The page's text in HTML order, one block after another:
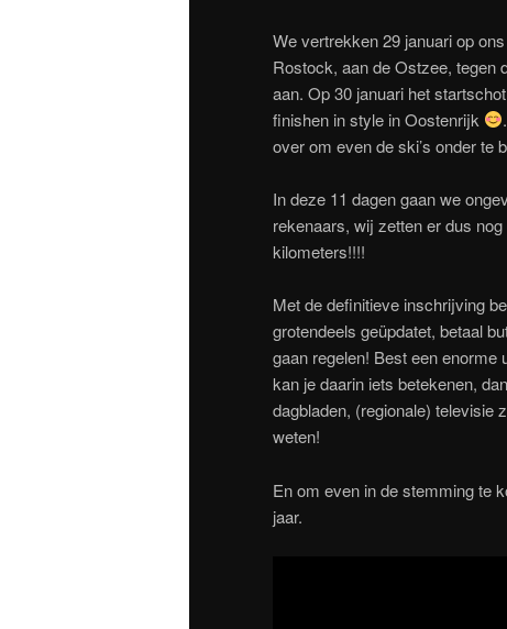
We vertrekken 29 januari op
Rostock, aan de Ostzee, tegen
aan. Op 30 januari het
finishen in style in Oostenrijk
over om even de ski’s onder te
In deze 11 dagen gaan we
rekenaars, wij zetten er dus
kilometers!!!!
Met de definitieve inschrijving
grotendeels geüpdatet, betaal
gaan regelen! Best een
kan je daarin iets betekenen,
dagbladen, (regionale)
weten!
En om even in de stemming te
jaar.